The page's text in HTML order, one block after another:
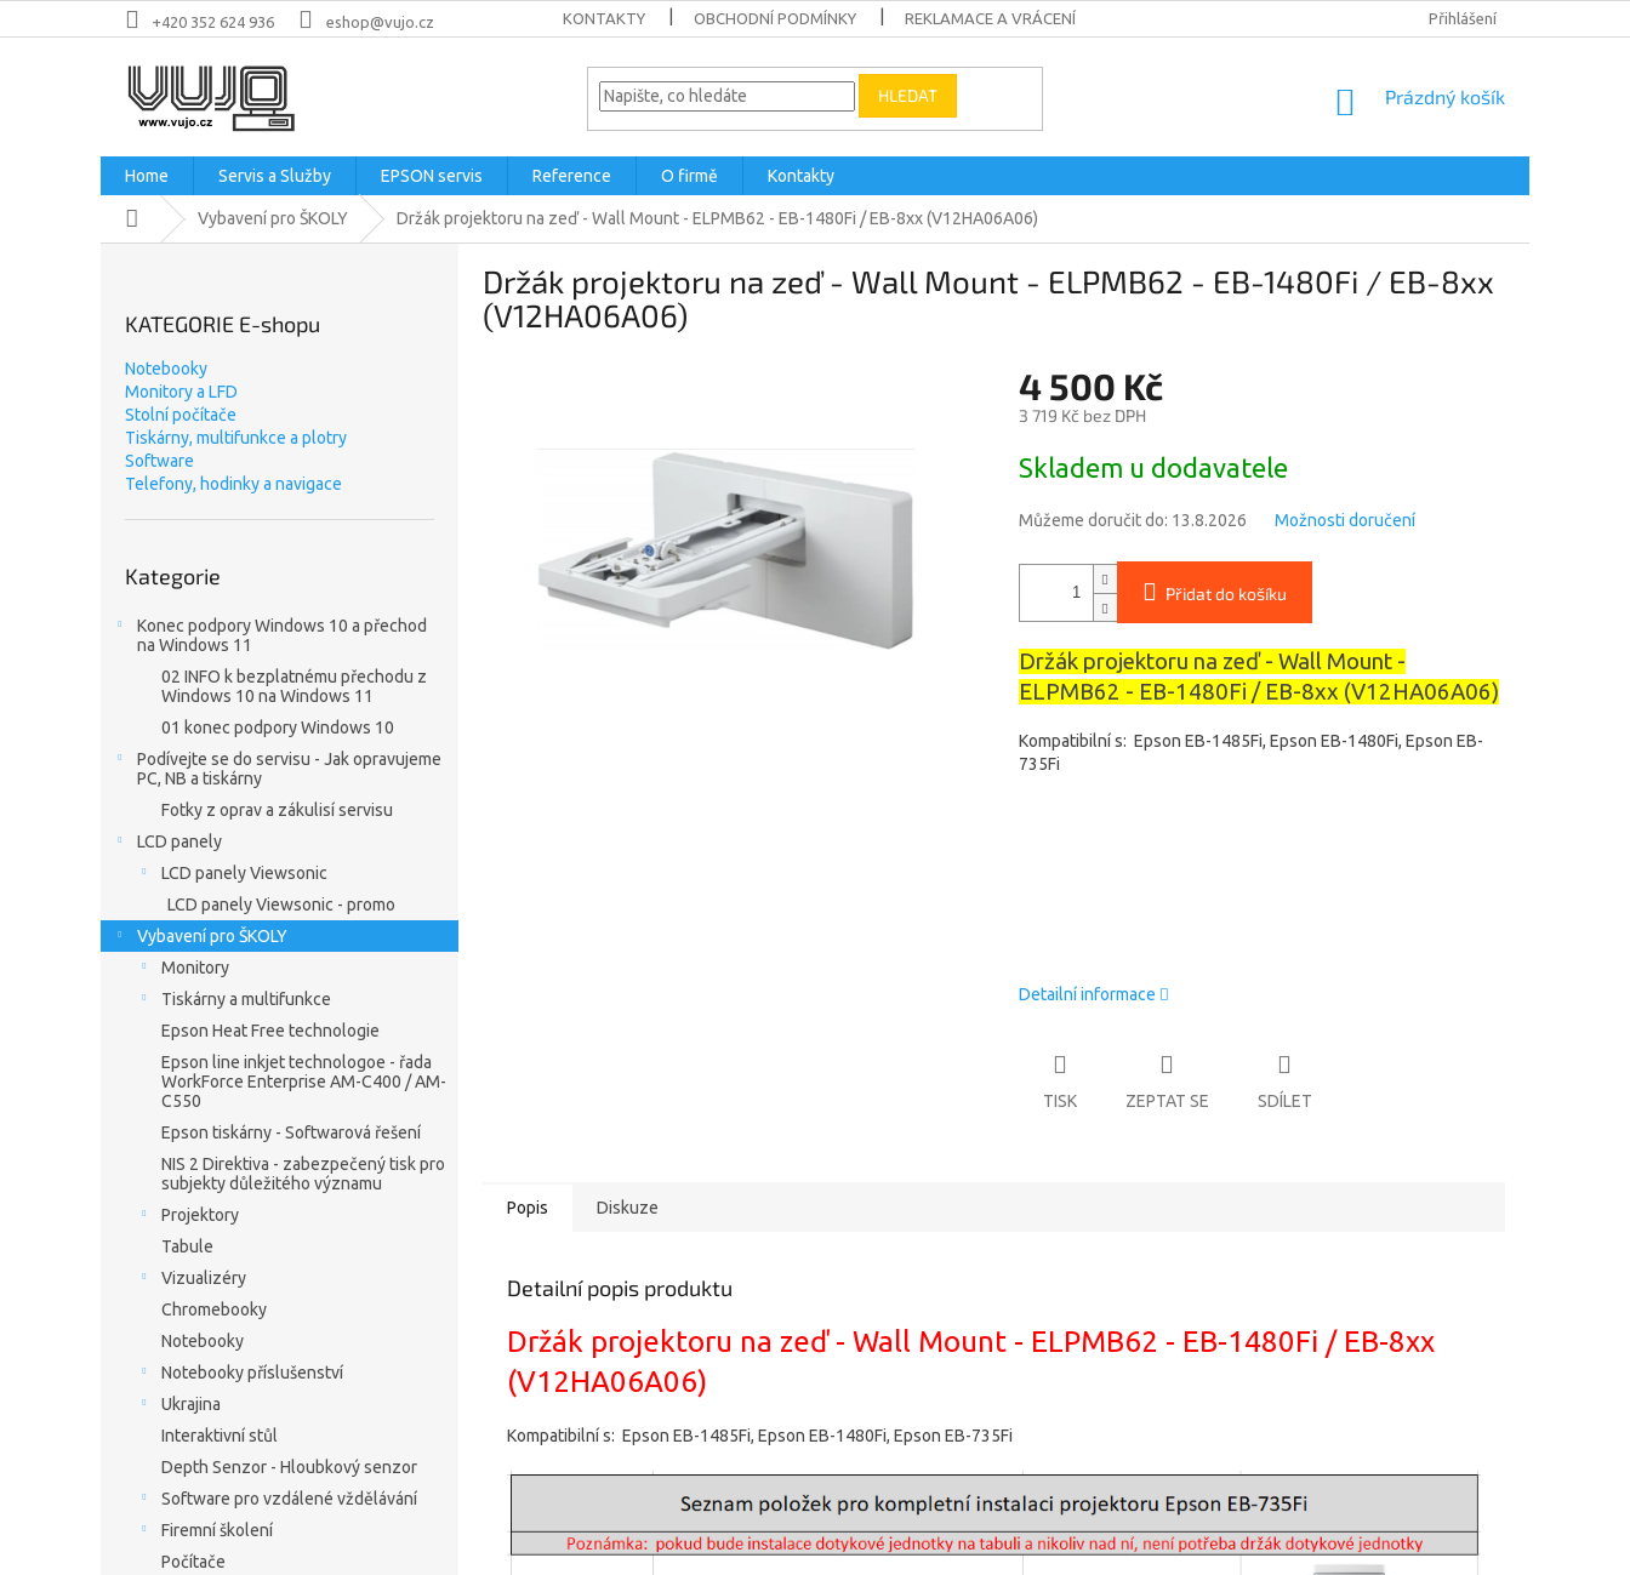
na
+420 352 624 936 eshop@vujo.cz KONTAKTY OBCHODNÍ PODMÍNKY REKLAMACE A VRÁCENÍ PODMÍNKY OCHRANY OSOBNÍCH ÚDAJŮ
Přihlášení
HLEDAT
NÁKUPNÍ
Prázdný košík
Home Servis a Služby EPSON servis Reference O firmě Kontakty
Domů Vybavení pro ŠKOLY Držák projektoru na zeď - Wall Mount - ELPMB62 - EB-1480Fi / EB-8xx (V12HA06A06)
KATEGORIE E-shopu
Notebooky
Monitory a LFD
Stolní počítače
Tiskárny, multifunkce a plotry
Software
Telefony, hodinky a navigace
kategorie
Kategorie
Konec podpory Windows 10 a přechod
na Windows 11
02 INFO k bezplatnému přechodu z
Windows 10 na Windows 11
01 konec podpory Windows 10
Podívejte se do servisu - Jak opravujeme
PC, NB a tiskárny
Fotky z oprav a zákulisí servisu
LCD panely
LCD panely Viewsonic
LCD panely Viewsonic - promo
Vybavení pro ŠKOLY
Monitory
Tiskárny a multifunkce
Epson Heat Free technologie
Epson line inkjet technologoe - řada
WorkForce Enterprise AM-C400 / AM-
C550
Epson tiskárny - Softwarová řešení
NIS 2 Direktiva - zabezpečený tisk pro
subjekty důležitého významu
Projektory
Tabule
Vizualizéry
Chromebooky
Notebooky
Notebooky příslušenství
Ukrajina
Interaktivní stůl
Depth Senzor - Hloubkový senzor
Software pro vzdálené vždělávání
Firemní školení
Počítače
Držák projektoru na zeď - Wall Mount - ELPMB62 - EB-1480Fi / EB-8xx
(V12HA06A06)
4 500 Kč
3 719 Kč bez DPH
cena:
Skladem u dodavatele
Můžeme doručit do: 13.8.2026 Možnosti doručení
Přidat do košíku
Držák projektoru na zeď - Wall Mount -
ELPMB62 - EB-1480Fi / EB-8xx (V12HA06A06)
Kompatibilní s: Epson EB-1485Fi, Epson EB-1480Fi, Epson EB-
735Fi
Detailní informace
TISK ZEPTAT SE SDÍLET
Popis Diskuze
Detailní popis produktu
Držák projektoru na zeď - Wall Mount - ELPMB62 - EB-1480Fi / EB-8xx
(V12HA06A06)
Kompatibilní s: Epson EB-1485Fi, Epson EB-1480Fi, Epson EB-735Fi